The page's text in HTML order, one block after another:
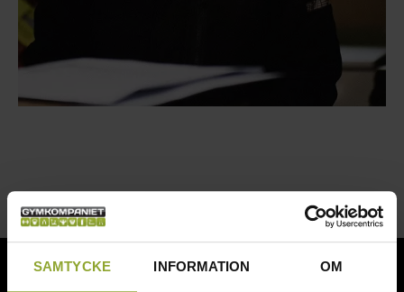
SAMTYCKE INFORMATION OM
NÖJDA KUNDER